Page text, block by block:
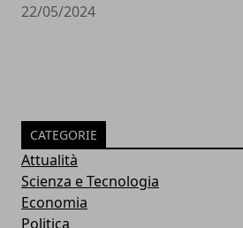
22/05/2024
CATEGORIE
Attualità
Scienza e Tecnologia
Economia
Politica